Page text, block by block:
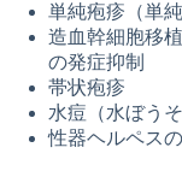
単純疱疹（単
造血幹細胞移
の発症抑制
帯状疱疹
水痘（水ぼうそ
性器ヘルペス